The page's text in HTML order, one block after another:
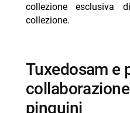
collezione esclusiva
collezione.
tuxedosam e pingu in una
pinguini